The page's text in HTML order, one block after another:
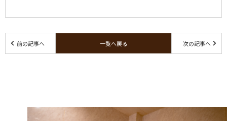
前の記事へ 一覧へ戻る 次の記事へ